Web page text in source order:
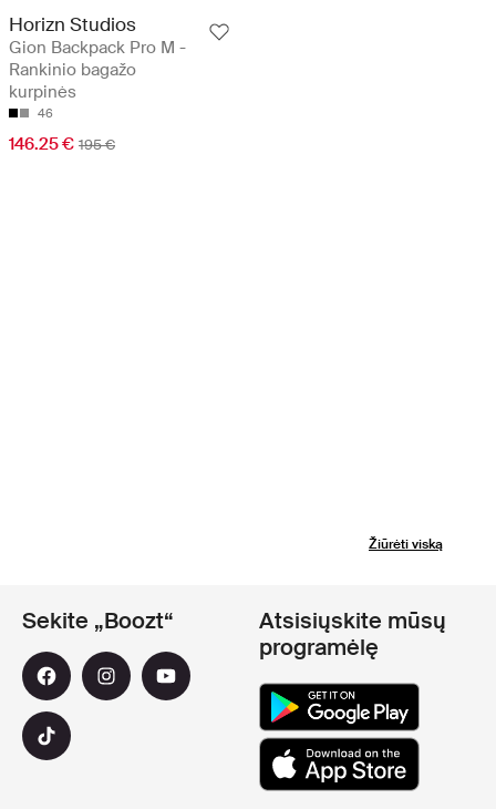
Horizn Studios
Gion Backpack Pro M -
Rankinio bagažo
kurpinės
46
146.25 € 195 €
Žiūrėti viską
Sekite „Boozt“
Atsisiųskite mūsų
programėlę